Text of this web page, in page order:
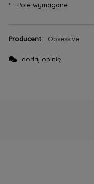
*- Pole wymagane
Producent: Obsessive
dodaj opinię